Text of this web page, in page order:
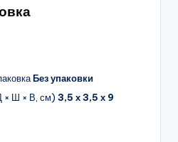
Без упаковки
× Ш × В, см) 3,5 х 3,5 х 9